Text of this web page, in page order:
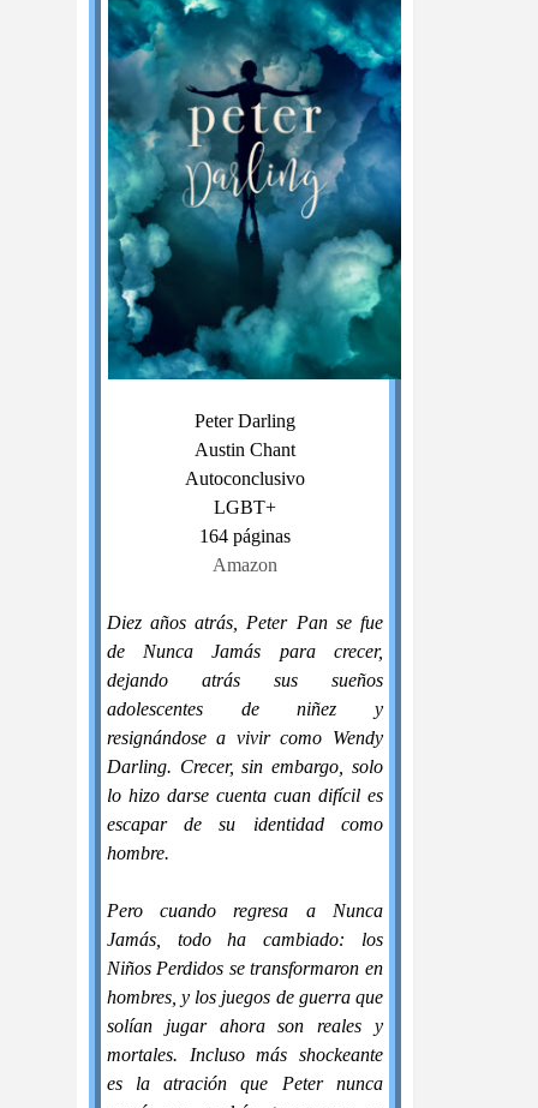
Peter Darling
Austin Chant
Autoconclusivo
LGBT+
164 páginas
Amazon
Diez años atrás, Peter Pan se fue
de Nunca Jamás para crecer,
dejando atrás sus sueños
adolescentes de niñez y
resignándose a vivir como Wendy
Darling. Crecer, sin embargo, solo
lo hizo darse cuenta cuan difícil es
escapar de su identidad como
hombre.
Pero cuando regresa a Nunca
Jamás, todo ha cambiado: los
Niños Perdidos se transformaron en
hombres, y los juegos de guerra que
solían jugar ahora son reales y
mortales. Incluso más shockeante
es la atración que Peter nunca